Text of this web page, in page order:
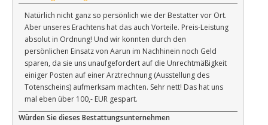
Natürlich nicht ganz so persönlich wie der Bestatter vor Ort.
Aber unseres Erachtens hat das auch Vorteile. Preis-Leistung
absolut in Ordnung! Und wir konnten durch den
persönlichen Einsatz von Aarun im Nachhinein noch Geld
sparen, da sie uns unaufgefordert auf die Unrechtmäßigkeit
einiger Posten auf einer Arztrechnung (Ausstellung des
Totenscheins) aufmerksam machten. Sehr nett! Das hat uns
mal eben über 100,- EUR gespart.
Würden Sie dieses Bestattungsunternehmen